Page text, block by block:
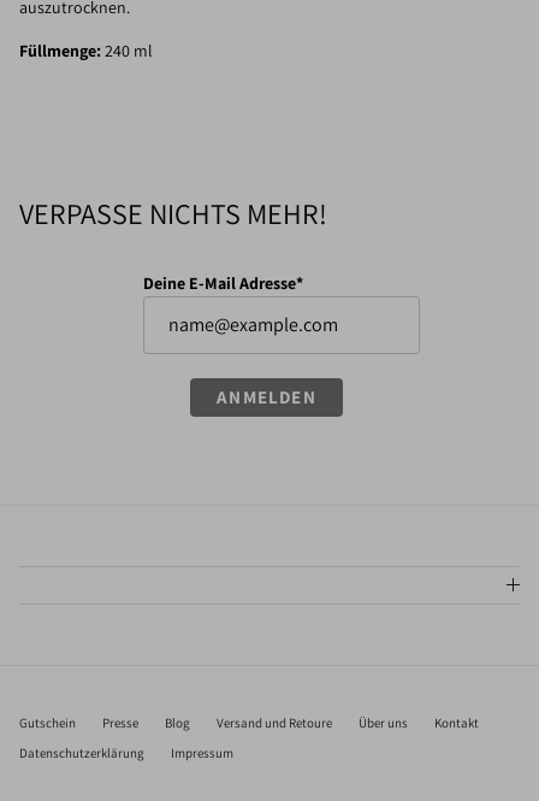
auszutrocknen.
Füllmenge: 240 ml
VERPASSE NICHTS MEHR!
Deine E-Mail Adresse*
ANMELDEN
Gutschein Presse Blog Versand und Retoure Über uns
Kontakt
Datenschutzerklärung
Impressum